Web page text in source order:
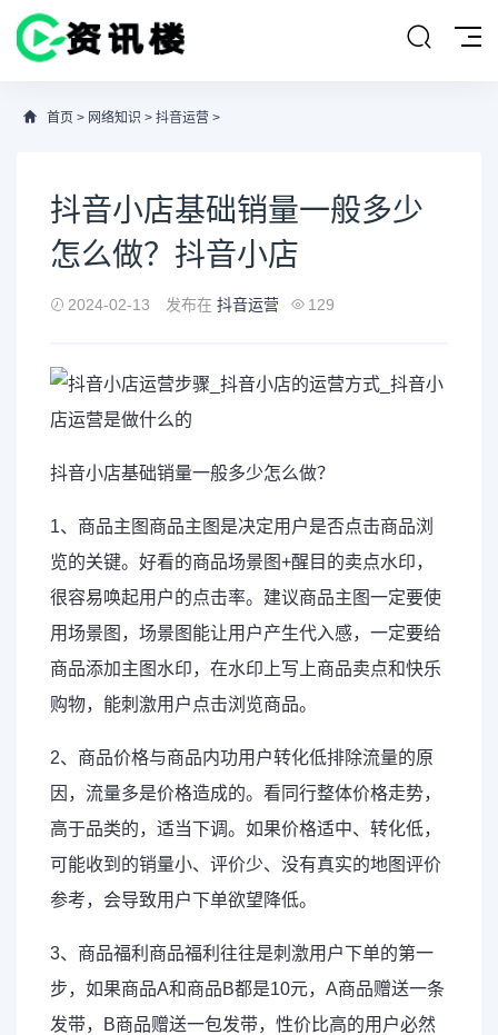
首页 > 网络知识 > 抖音运营 >
抖音小店基础销量一般多少
怎么做？抖音小店
2024-02-13 发布在 抖音运营 129
抖音小店基础销量一般多少怎么做？
1、 商品主图商品主图是决定用户是否点击商品浏
览的关键。好看的商品场景图+醒目的卖点水印，
很容易唤起用户的点击率。建议商品主图一定要使
用场景图，场景图能让用户产生代入感，一定要给
商品添加主图水印，在水印上写上商品卖点和快乐
购物，能刺激用户点击浏览商品。
2、商品价格与商品内功用户转化低排除流量的原
因，流量多是价格造成的。看同行整体价格走势，
高于品类的，适当下调。如果价格适中、转化低，
可能收到的销量小、评价少、没有真实的地图评价
参考，会导致用户下单欲望降低。
3、商品福利商品福利往往是刺激用户下单的第一
步，如果商品A和商品B都是10元，A商品赠送一条
发带，B商品赠送一包发带，性价比高的用户必然